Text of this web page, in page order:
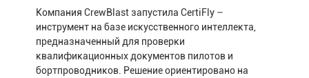
Компания CrewBlast запустила CertiFly –
инструмент на базе искусственного интеллекта,
предназначенный для проверки
квалификационных документов пилотов и
бортпроводников. Решение ориентировано на